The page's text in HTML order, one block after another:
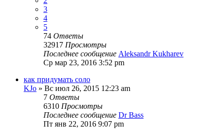
3
4
5
74 Ответы
32917 Просмотры
Последнее сообщение Aleksandr Kukharev
Ср мар 23, 2016 3:52 pm
как придумать соло
KJo » Вс июл 26, 2015 12:23 am
7 Ответы
6310 Просмотры
Последнее сообщение Dr Bass
Пт янв 22, 2016 9:07 pm